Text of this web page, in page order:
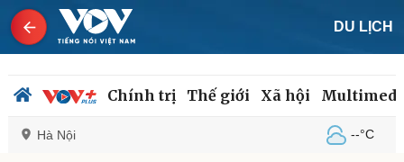
DU LỊCH
Chính trị Thế giới Xã hội
Hà Nội --°C